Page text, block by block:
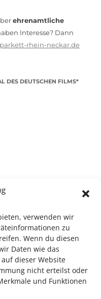
verwenden wir
zu
Wenn du diesen
Daten wie das
dieser Website
nicht erteilst oder
und Funktionen
ehrenamtliche
Interesse? Dann
rhein-neckar.de
DES DEUTSCHEN FILMS*
haben
Kulturpass-
Vorstellungen – 30
der Vorrat reicht!
SieHIER